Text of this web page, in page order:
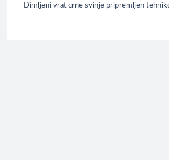
Dimljeni vrat crne svinje pripremljen